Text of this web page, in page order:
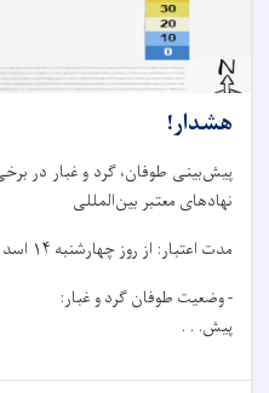
هشدار!
پیش‌بینی طوفان، گرد و غبار در
نهادهای معتبر بین‌المللی
مدت اعتبار: از روز چهار‌شنبه ۱۴ اسد ۱۴۰۵ تا جمعه ۱۶ اسد ۱۴۰۵
- وضعیت طوفان گرد و غبار:
پیش. . .